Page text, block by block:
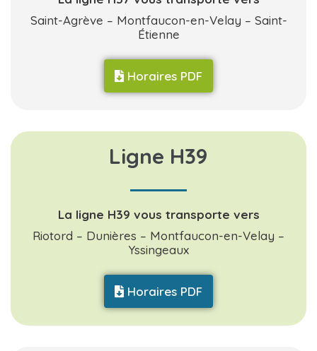
Saint-Agrève – Montfaucon-en-Velay – Saint-
Étienne
Horaires PDF
Ligne H39
La ligne H39 vous transporte vers
Riotord – Dunières – Montfaucon-en-Velay –
Yssingeaux
Horaires PDF